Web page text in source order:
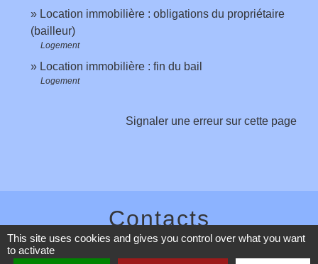
Location immobilière : obligations du propriétaire
(bailleur)
Logement
Location immobilière : fin du bail
Logement
Signaler une erreur sur cette page
Contacts
Commune de Toussieux
346, Route du Morbier
This site uses cookies and gives you control over what you want
to activate